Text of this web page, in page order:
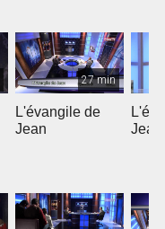
27 min
L'évangile de
Jean
Jean